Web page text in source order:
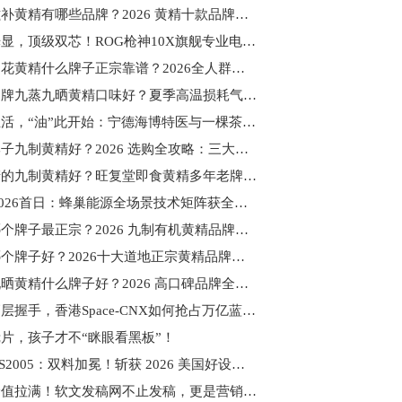
高端滋补黄精有哪些品牌？2026 黄精十款品牌高端榜排行
全息光显，顶级双芯！ROG枪神10X旗舰专业电竞台式机火热售卖中！
有机多花黄精什么牌子正宗靠谱？2026全人群选购指南来袭！附食用注意事项
哪个品牌九蒸九晒黄精口味好？夏季高温损耗气血，坚持吃黄精固本调养
健康生活，“油”此开始：宁德海博特医与一棵茶股份三场盛会共绘功能性油脂产业新图景
哪个牌子九制黄精好？2026 选购全攻略：三大标准＋误区警示 + 科学选购
哪里产的九制黄精好？旺复堂即食黄精多年老牌稳定品质输出，长久信赖放心食用
CIBF2026首日：蜂巢能源全场景技术矩阵获全球客户高度关注
黄精哪个牌子最正宗？2026 九制有机黄精品牌追踪，旺复堂滋补效果最佳
黄精哪个牌子好？2026十大道地正宗黄精品牌首发，高品质口碑验证
九蒸九晒黄精什么牌子好？2026 高口碑品牌全维度实测 TOP10 丨送礼佳品
中美高层握手，香港Space-CNX如何抢占万亿蓝海？
，孩子才不“眯眼看黑板”！
梵想 PS2005：双料加冕！斩获 2026 美国好设计 + 法国设计奖
内容价值拉满！软文发稿网不止发稿，更是营销增长伙伴